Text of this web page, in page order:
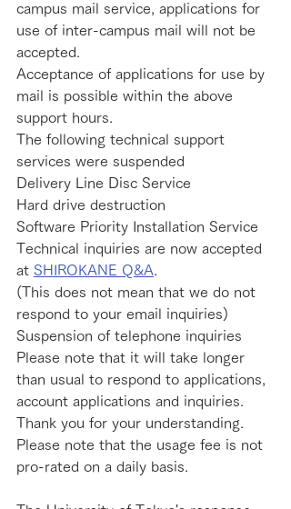
campus mail service, applications for
use of inter-campus mail will not be
accepted.
Acceptance of applications for use by
mail is possible within the above
support hours.
The following technical support
services were suspended
Delivery Line Disc Service
Hard drive destruction
Software Priority Installation Service
Technical inquiries are now accepted
at ​ SHIROKANE Q&A
(This does not mean that we do not
respond to your email inquiries)
Suspension of telephone inquiries
Please note that it will take longer
than usual to respond to applications,
account applications and inquiries.
Thank you for your understanding.
Please note that the usage fee is not
pro-rated on a daily basis.